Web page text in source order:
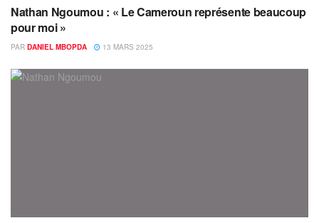
Nathan Ngoumou : « Le Cameroun représente beaucoup
pour moi »
PAR DANIEL MBOPDA 13 MARS 2025